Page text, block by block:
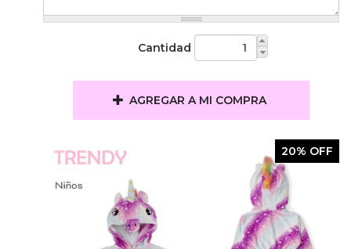
Cantidad
AGREGAR A MI COMPRA
20% OFF